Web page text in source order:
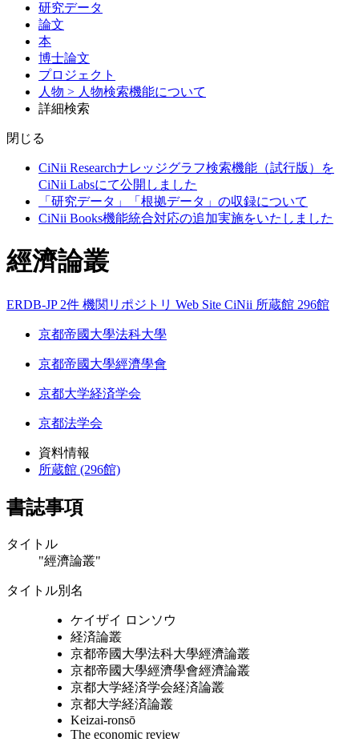
研究データ
論文
本
博士論文
プロジェクト
人物 > 人物検索機能について
詳細検索
閉じる
CiNii Researchナレッジグラフ検索機能（試行版）を
CiNii Labsにて公開しました
「研究データ」「根拠データ」の収録について
CiNii Books機能統合対応の追加実施をいたしました
經濟論叢
ERDB-JP 2件 機関リポジトリ Web Site CiNii 所蔵館 296館
京都帝國大學法科大學
京都帝國大學經濟學會
京都大学経済学会
京都法学会
資料情報
所蔵館 (296館)
書誌事項
タイトル
"經濟論叢"
タイトル別名
ケイザイ ロンソウ
経済論叢
京都帝國大學法科大學經濟論叢
京都帝國大學經濟學會經濟論叢
京都大学経済学会経済論叢
京都大学経済論叢
Keizai-ronsō
The economic review